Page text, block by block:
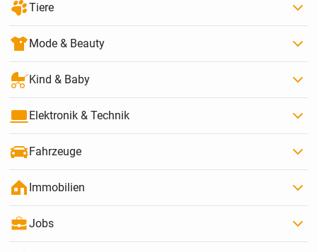
Tiere
Mode & Beauty
Kind & Baby
Elektronik & Technik
Fahrzeuge
Immobilien
Jobs